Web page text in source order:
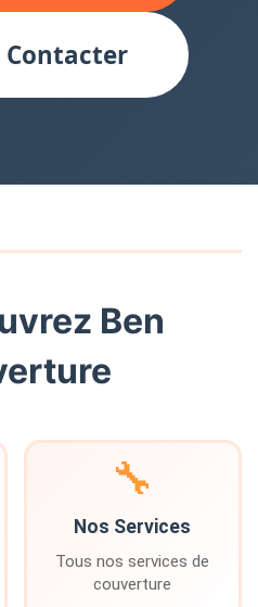
Ben
🔧
Nos Services
Tous nos services de
couverture